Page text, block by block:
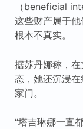
（beneficial
这些财产属于他
根本不真实。
据苏丹娜称，
态，她还沉浸
家门。
“塔吉琳娜一直